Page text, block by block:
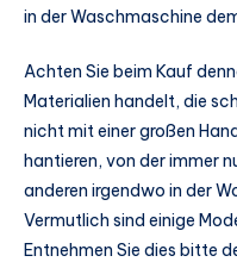
in der Waschmaschine
Achten Sie beim Kauf
Materialien handelt, die
nicht mit einer großen
hantieren, von der immer
anderen irgendwo in der
Vermutlich sind einige
Entnehmen Sie dies bitte